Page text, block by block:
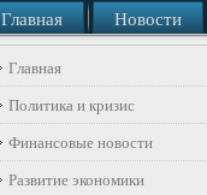
Главная Новости
Главная
Политика и кризис
Финансовые новости
Развитие экономики